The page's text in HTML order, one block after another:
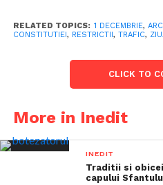
RELATED TOPICS: 1 DECEMBRIE,
CONSTITUTIEI, RESTRICTII, TRAFIC,
CLICK TO
More in Inedit
INEDIT
Traditii si
capului